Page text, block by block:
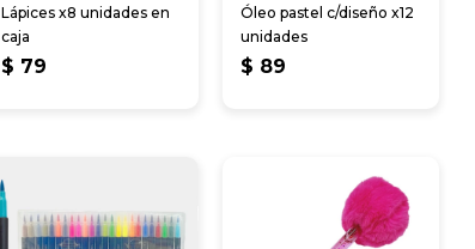
Lápices x8 unidades en
caja
$ 79
Óleo pastel c/diseño x12
unidades
$ 89